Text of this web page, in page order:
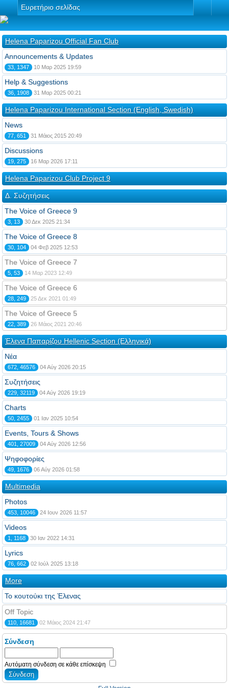
Ευρετήριο σελίδας
Helena Paparizou Official Fan Club
Announcements & Updates
33, 1347 10 Μαρ 2025 19:59
Help & Suggestions
36, 1908 31 Μαρ 2025 00:21
Helena Paparizou International Section (English, Swedish)
News
77, 651 31 Μάιος 2015 20:49
Discussions
19, 275 16 Μαρ 2026 17:11
Helena Paparizou Club Project 9
Δ. Συζητήσεις
The Voice of Greece 9
3, 13 30 Δεκ 2025 21:34
The Voice of Greece 8
30, 104 04 Φεβ 2025 12:53
The Voice of Greece 7
5, 53 14 Μαρ 2023 12:49
The Voice of Greece 6
28, 249 25 Δεκ 2021 01:49
The Voice of Greece 5
22, 389 26 Μάιος 2021 20:46
Έλενα Παπαρίζου Hellenic Section (Ελληνικά)
Νέα
672, 46576 04 Αύγ 2026 20:15
Συζητήσεις
229, 32119 04 Αύγ 2026 19:19
Charts
50, 2455 01 Ιαν 2025 10:54
Events, Tours & Shows
401, 27009 04 Αύγ 2026 12:56
Ψηφοφορίες
49, 1676 06 Αύγ 2026 01:58
Multimedia
Photos
453, 10046 24 Ιουν 2026 11:57
Videos
1, 1168 30 Ιαν 2022 14:31
Lyrics
76, 662 02 Ιούλ 2025 13:18
More
Το κουτούκι της Έλενας
Off Topic
110, 16681 02 Μάιος 2024 21:47
Σύνδεση
Αυτόματη σύνδεση σε κάθε επίσκεψη